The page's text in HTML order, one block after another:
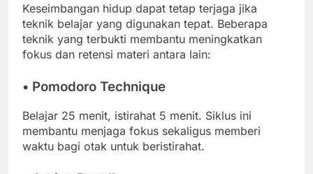
Keseimbangan hidup dapat tetap terjaga jika
teknik belajar yang digunakan tepat. Beberapa
teknik yang terbukti membantu meningkatkan
fokus dan retensi materi antara lain:
• Pomodoro Technique
Belajar 25 menit, istirahat 5 menit. Siklus ini
membantu menjaga fokus sekaligus memberi
waktu bagi otak untuk beristirahat.